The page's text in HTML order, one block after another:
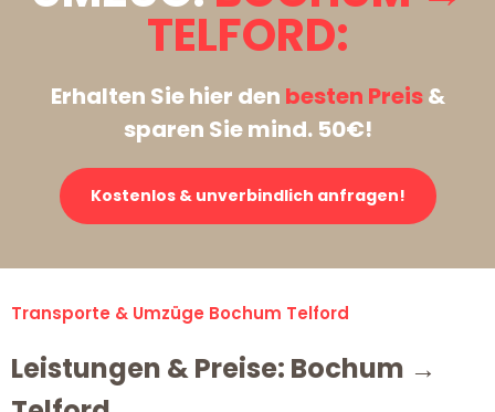
TELFORD:
Erhalten Sie hier den besten Preis&
sparen Sie mind. 50€!
Kostenlos & unverbindlich anfragen!
Transporte & Umzüge Bochum Telford
Leistungen & Preise: Bochum →